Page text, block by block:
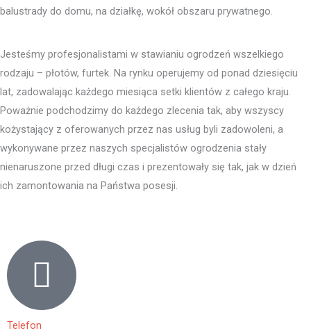
balustrady do domu, na działkę, wokół obszaru prywatnego.
Jesteśmy profesjonalistami w stawianiu ogrodzeń wszelkiego
rodzaju – płotów, furtek. Na rynku operujemy od ponad dziesięciu
lat, zadowalając każdego miesiąca setki klientów z całego kraju.
Poważnie podchodzimy do każdego zlecenia tak, aby wszyscy
kożystający z oferowanych przez nas usług byli zadowoleni, a
wykonywane przez naszych specjalistów ogrodzenia stały
nienaruszone przed długi czas i prezentowały się tak, jak w dzień
ich zamontowania na Państwa posesji.
Telefon